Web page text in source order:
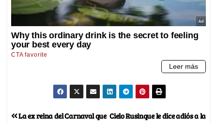
Cielo Rusinque le dice adiós a la
La ex reina del Carnaval que